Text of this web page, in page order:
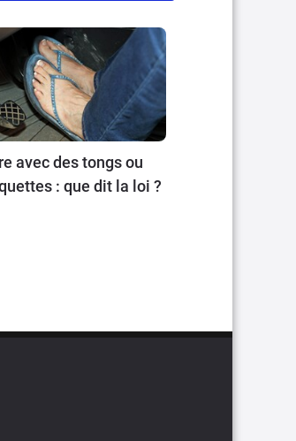
avec des tongs ou
: que dit la loi ?